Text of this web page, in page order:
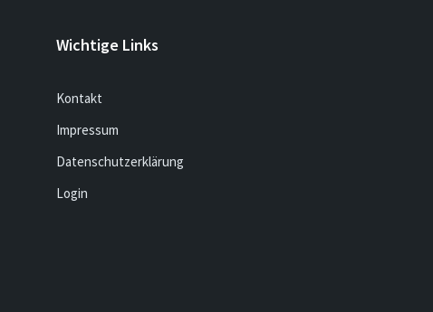
Wichtige Links
Kontakt
Impressum
Datenschutzerklärung
Login